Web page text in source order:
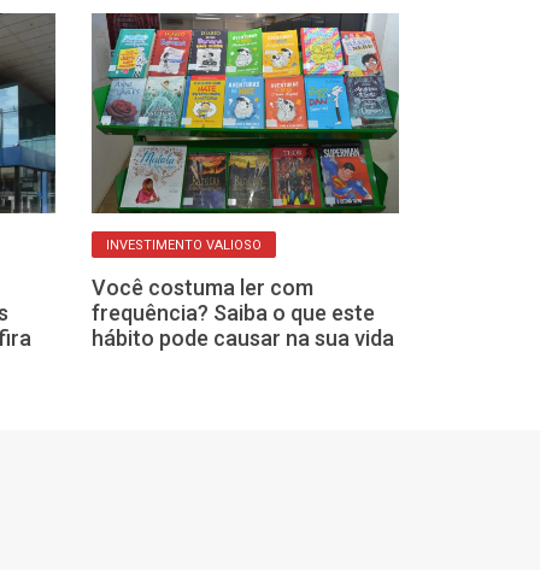
INVESTIMENTO VALIOSO
Você costuma ler com
frequência? Saiba o que este
hábito pode causar na sua vida